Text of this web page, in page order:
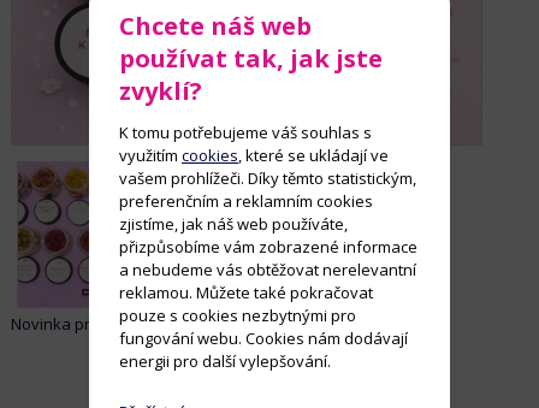
Novinka pro sezonu 2026!
Chcete náš web
používat tak, jak jste
zvyklí?
K tomu potřebujeme váš souhlas s
využitím cookies, které se ukládají ve
vašem prohlížeči. Díky těmto statistickým,
preferenčním a reklamním cookies
zjistíme, jak náš web používáte,
přizpůsobíme vám zobrazené informace
a nebudeme vás obtěžovat nerelevantní
reklamou. Můžete také pokračovat
pouze s cookies nezbytnými pro
fungování webu. Cookies nám dodávají
energii pro další vylepšování.